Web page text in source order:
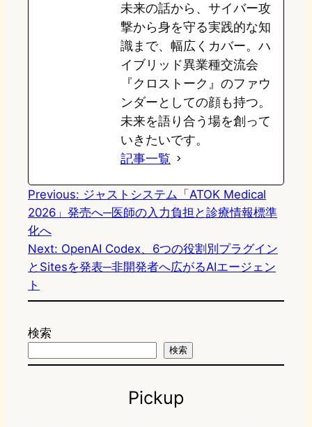
未来の話から、サイバー攻
撃から身を守る実践的な知
識まで、幅広くカバー。ハ
イブリッド異業種交流会
『クロストーク』のファウ
ンダーとしての顔も持つ。
未来を語り合う場を創って
いきたいです。
記事一覧
Previous: ジャストシステム「ATOK Medical
2026」発売へ─医師の入力負担と診療情報標準
化へ
Next: OpenAI Codex、6つの役割別プラグイン
とSitesを発表─非開発者へ広がるAIエージェン
ト
検索
検索
Pickup